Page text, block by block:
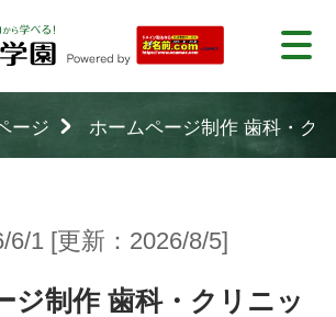
ージ ホームページ制作 歯科・ク
6/1 [更新：2026/8/5]
ジ制作 歯科・クリニッ